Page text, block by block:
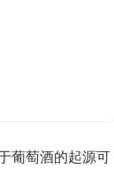
葡萄酒的起源可